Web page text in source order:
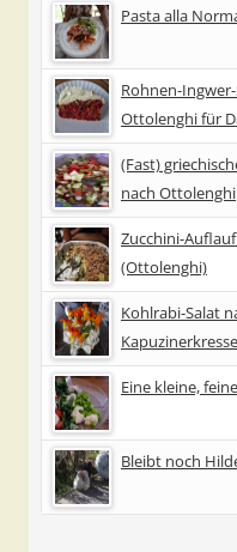
Pasta alla
Rohnen-
Ottolenghi für
(Fast)
nach Ottolenghi
Zucchini-
(Ottolenghi)
Kohlrabi-Salat
Kapuzinerkresse
Eine kleine,
Bleibt noch